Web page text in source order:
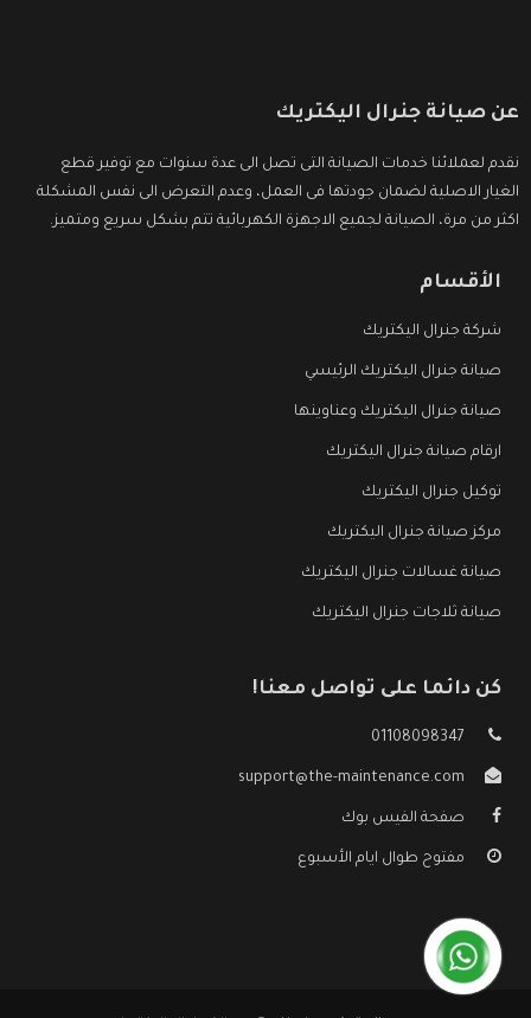
عن صيانة جنرال اليكتريك
نقدم لعملائنا خدمات الصيانة التى تصل الى عدة سنوات مع توفير قطع
الغيار الاصلية لضمان جودتها فى العمل، وعدم التعرض الى نفس المشكلة
اكثر من مرة، الصيانة لجميع الاجهزة الكهربائية تتم بشكل سريع ومتميز.
الأقسام
شركة جنرال اليكتريك
صيانة جنرال اليكتريك الرئيسي
صيانة جنرال اليكتريك وعناوينها
ارقام صيانة جنرال اليكتريك
توكيل جنرال اليكتريك
مركز صيانة جنرال اليكتريك
صيانة غسالات جنرال اليكتريك
صيانة ثلاجات جنرال اليكتريك
كن دائما على تواصل معنا!
01108098347
support@the-maintenance.com
صفحة الفيس بوك
مفتوح طوال ايام الأسبوع